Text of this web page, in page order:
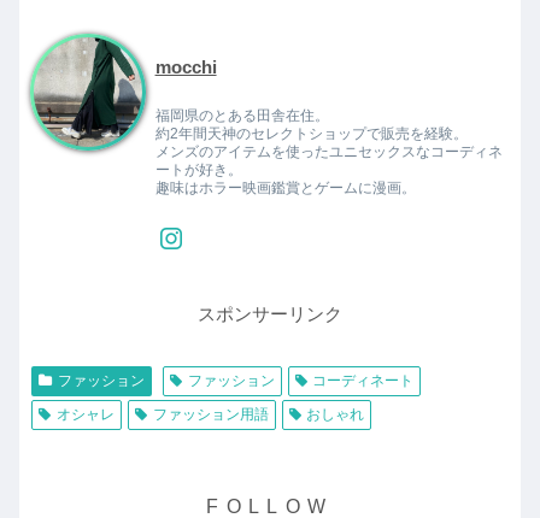
mocchi
福岡県のとある田舎在住。
約2年間天神のセレクトショップで販売を経験。
メンズのアイテムを使ったユニセックスなコーディネ
ートが好き。
趣味はホラー映画鑑賞とゲームに漫画。
スポンサーリンク
ファッション ファッション
コーディネート
オシャレ
ファッション用語 おしゃれ